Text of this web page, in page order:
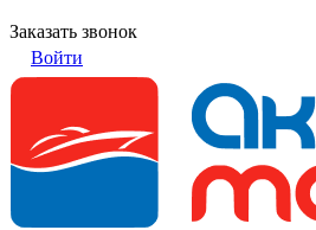
Заказать звонок
Войти